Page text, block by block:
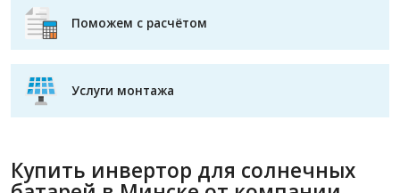
Купить инвертор для солнечных
Поможем с расчётом
Услуги монтажа